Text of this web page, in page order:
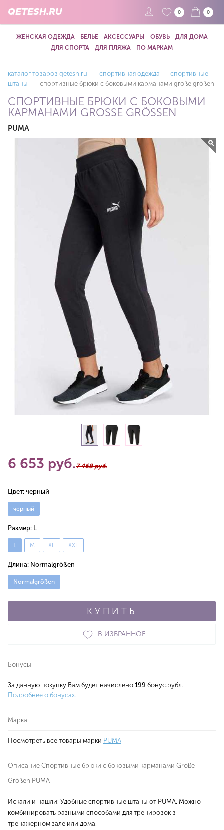
QETESH.RU 0 0
ЖЕНСКАЯ ОДЕЖДА БЕЛЬЕ АКСЕССУАРЫ ОБУВЬ
ДЛЯ ДОМА
ДЛЯ СПОРТА
ДЛЯ ПЛЯЖА ПО МАРКАМ
каталог товаров qetesh.ru — спортивная одежда — спортивные
штаны — спортивные брюки с боковыми карманами große größen
СПОРТИВНЫЕ БРЮКИ С БОКОВЫМИ
КАРМАНАМИ GROSSE GRÖSSEN
PUMA
6 653 руб.7 468 руб.
Цвет: черный
черный
Размер: L
L M XL XXL
Длина: Normalgrößen
Normalgrößen
КУПИТЬ
В ИЗБРАННОЕ
Бонусы
За данную покупку Вам будет начислено 199 бонус.рубл.
Подробнее о бонусах.
Марка
Посмотреть все товары марки PUMA
Описание Спортивные брюки с боковыми карманами Große
Größen PUMA
Искали и нашли: Удобные спортивные штаны от PUMA. Можно
комбинировать разными способами для тренировок в
тренажерном зале или дома.